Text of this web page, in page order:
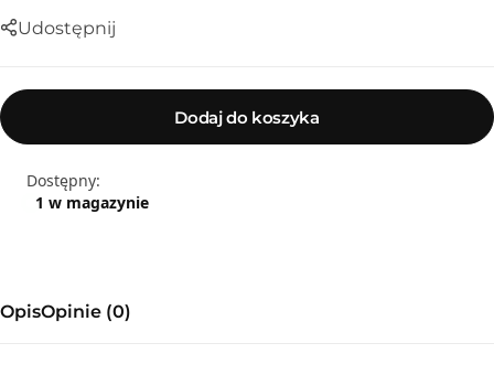
Udostępnij
Dodaj do koszyka
Dostępny:
1 w magazynie
OpisOpinie (0)